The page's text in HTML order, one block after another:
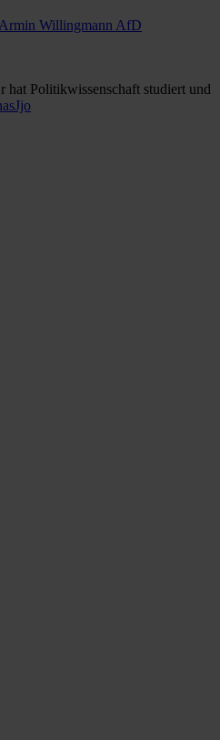
Armin Willingmann AfD
hat Politikwissenschaft studiert und